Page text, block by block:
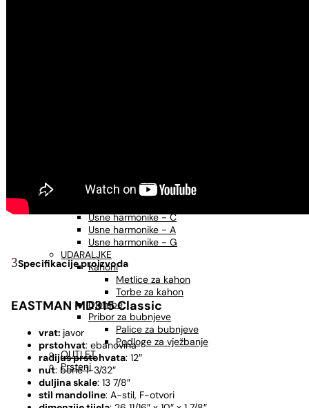
Sredstva za održavanje
OSTALO
Usne harmonike - C
Usne harmonike - A
Usne harmonike - G
UDARALJKE
Kahoni
Metlice za kahon
Torbe za kahon
Djembe
Pribor za bubnjeve
Palice za bubnjeve
Podloge za vježbanje
OUTLET
Prsteni
Specifikacije proizvoda
EASTMAN MD315 Classic
vrat: javor
prstohvat: ebanovina
radijus prstohvata: 12″
nut: bone 1-3/32″
duljina skale: 13 7/8″
stil mandoline: A-stil, F-otvori